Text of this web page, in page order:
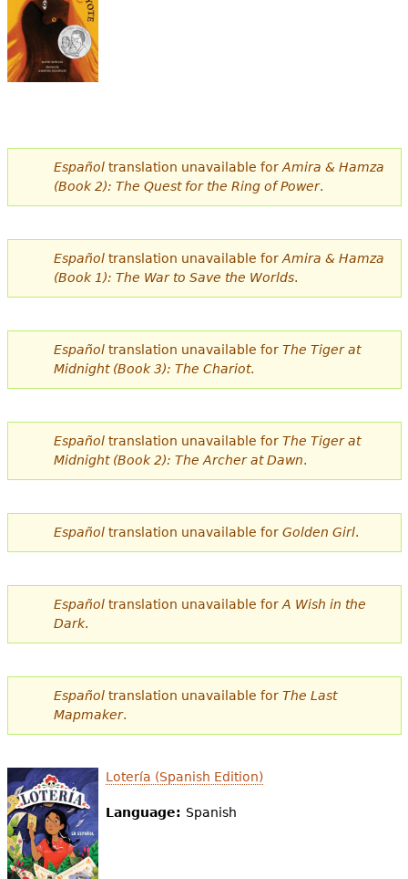
e
s
t
a
u
í
Españoltranslation unavailable for Amira & Hamza
(Book 2): The Quest for the Ring of Power.
Españoltranslation unavailable for Amira & Hamza
(Book 1): The War to Save the Worlds.
Españoltranslation unavailable for The Tiger at
Midnight (Book 3): The Chariot.
Españoltranslation unavailable for The Tiger at
Midnight (Book 2): The Archer at Dawn.
Españoltranslation unavailable for Golden Girl.
Españoltranslation unavailable for A Wish in the
Dark.
Españoltranslation unavailable for The Last
Mapmaker.
Lotería (Spanish Edition)
Language: Spanish